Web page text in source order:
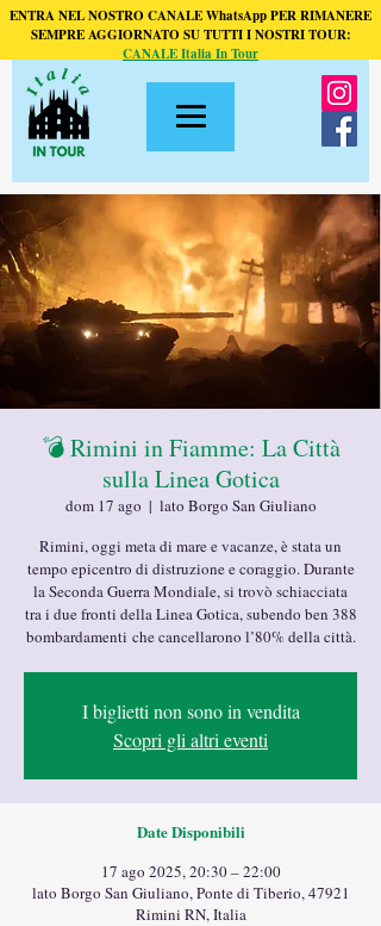
ENTRA NEL NOSTRO CANALE WhatsApp PER RIMANERE
SEMPRE AGGIORNATO SU TUTTI I NOSTRI TOUR:
CANALE Italia In Tour
💣 Rimini in Fiamme: La Città
sulla Linea Gotica
dom 17 ago
  |
lato Borgo San Giuliano
Rimini, oggi meta di mare e vacanze, è stata un
tempo epicentro di distruzione e coraggio. Durante
la Seconda Guerra Mondiale, si trovò schiacciata
tra i due fronti della Linea Gotica, subendo ben 388
bombardamenti che cancellarono l’80% della città.
I biglietti non sono in vendita
Scopri gli altri eventi
Date Disponibili
17 ago 2025, 20:30 – 22:00
lato Borgo San Giuliano, Ponte di Tiberio, 47921
Rimini RN, Italia